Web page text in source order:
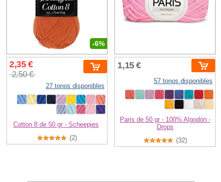
-6%
2,35 €
2,50 €
27 tonos disponibles
Cotton 8 de 50 gr - Scheepjes
(2)
1,15 €
57 tonos disponibles
Paris de 50 gr - 100% Algodón -
Drops
(32)